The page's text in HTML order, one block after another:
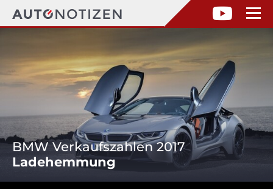
BMW Verkaufszahlen 2017
Ladehemmung